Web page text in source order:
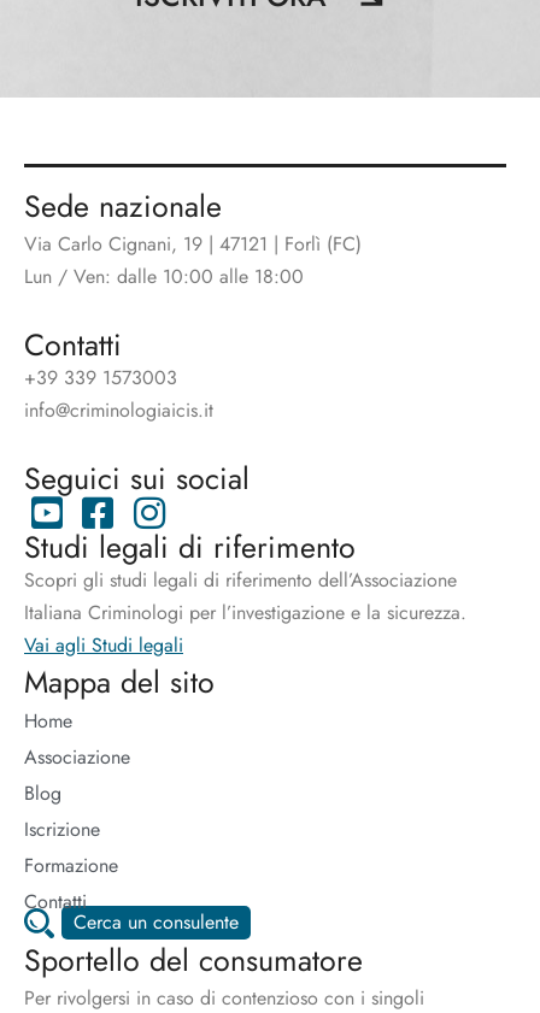
Sede nazionale
Via Carlo Cignani, 19 | 47121 | Forlì (FC)
Lun / Ven: dalle 10:00 alle 18:00
Contatti
+39 339 1573003
info@criminologiaicis.it
Seguici sui social
Studi legali di riferimento
Scopri gli studi legali di riferimento dell’Associazione
Italiana Criminologi per l’investigazione e la sicurezza.
Vai agli Studi legali
Mappa del sito
Home
Associazione
Blog
Iscrizione
Formazione
Contatti
Cerca un consulente
Sportello del consumatore
Per rivolgersi in caso di contenzioso con i singoli